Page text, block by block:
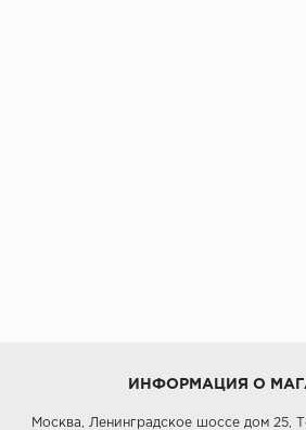
ИНФОРМАЦИЯ О
Москва, Ленинградское шоссе дом 25,